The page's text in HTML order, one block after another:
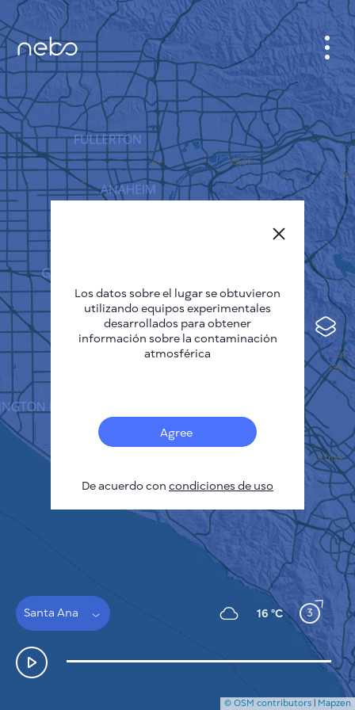
Sensores
Mapa de contaminación
Manchas térmicas
Viento
Santa Ana 16 °C 3
GABINETE
PLANO DE LA CIUDAD
SENSOR NEBO
QUIÉNES SOMOS
Deutsch
Español
Français
CÓMO FUNCIONA
POLÍTICA DE PRIVACIDAD
CONDICIONES GENERALES
GUÍA DE INSTALACIÓN
CONTACTE CON NOSOTROS
© OSM contributors | Mapzen
Los datos sobre el lugar se obtuvieron
utilizando equipos experimentales
desarrollados para obtener
información sobre la contaminación
atmosférica
Agree
De acuerdo con condiciones de uso